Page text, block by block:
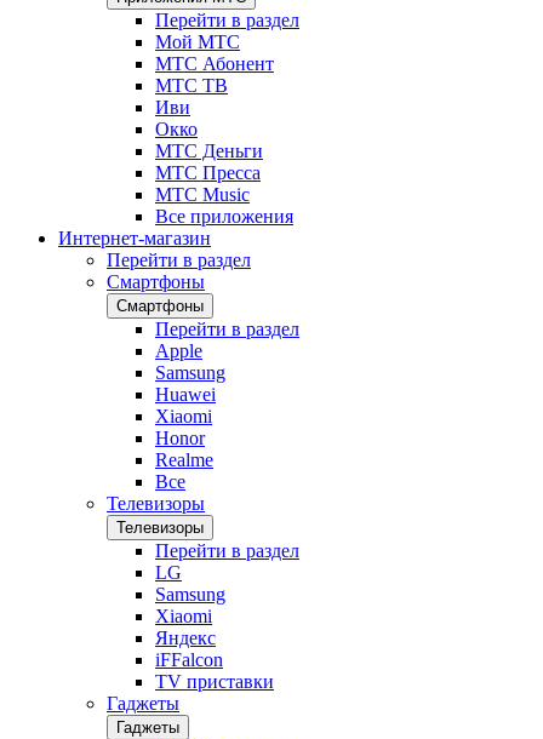
Перейти в раздел
Мой МТС
МТС Абонент
МТС ТВ
Иви
Окко
МТС Деньги
МТС Пресса
МТС Music
Все приложения
Интернет-магазин
Перейти в раздел
Смартфоны
Смартфоны
Перейти в раздел
Apple
Samsung
Huawei
Xiaomi
Honor
Realme
Все
Телевизоры
Телевизоры
Перейти в раздел
LG
Samsung
Xiaomi
Яндекс
iFFalcon
TV приставки
Гаджеты
Гаджеты